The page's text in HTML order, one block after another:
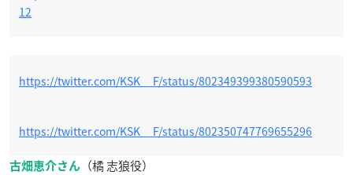
12
https://twitter.com/KSK__F/status/802349399380590593
https://twitter.com/KSK__F/status/802350747769655296
古畑恵介さん
（橘 志狼役）